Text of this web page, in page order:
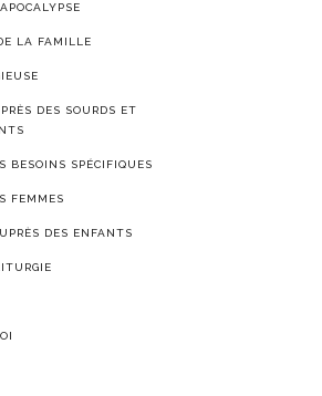
LA FAMILLE
DES SOURDS ET
BESOINS SPÉCIFIQUES
FEMMES
DES ENFANTS